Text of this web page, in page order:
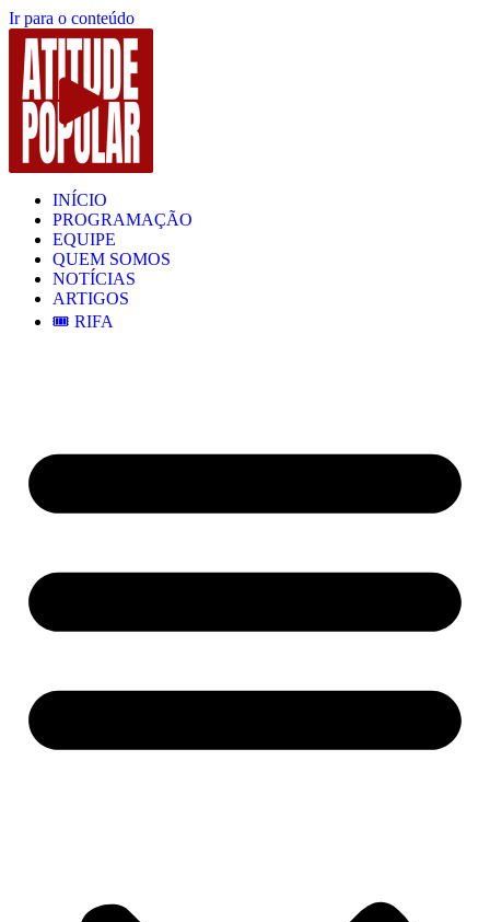
Ir para o conteúdo
INÍCIO
PROGRAMAÇÃO
EQUIPE
QUEM SOMOS
NOTÍCIAS
ARTIGOS
🎟️ RIFA